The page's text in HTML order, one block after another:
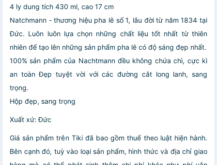
4 ly dung tích 430 ml, cao 17 cm
Natchmann - thương hiệu pha lê số 1, lâu đời từ năm 1834 tại
Đức. Luôn luôn lựa chọn những chất liệu tốt nhất từ thiên
nhiên để tạo lên những sản phẩm pha lê có độ sáng đẹp nhất.
100% sản phẩm của Nachtmann đều không chứa chì, cực kì
an toàn Đẹp tuyệt vời với các đường cắt long lanh, sang
trọng.
Hộp đẹp, sang trọng
Xuất xứ: Đức
Giá sản phẩm trên Tiki đã bao gồm thuế theo luật hiện hành.
Bên cạnh đó, tuỳ vào loại sản phẩm, hình thức và địa chỉ giao